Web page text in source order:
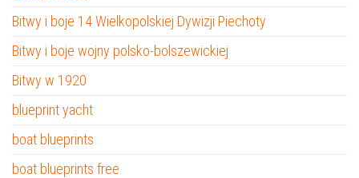
Bitwy i boje 14 Wielkopolskiej Dywizji Piechoty
Bitwy i boje wojny polsko-bolszewickiej
Bitwy w 1920
blueprint yacht
boat blueprints
boat blueprints free